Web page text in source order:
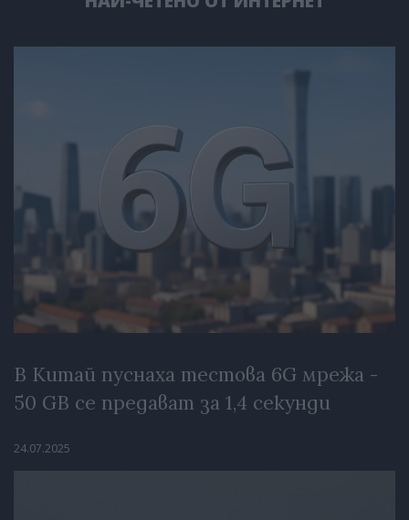
В Китай пуснаха тестова 6G мрежа -
50 GB се предават за 1,4 секунди
24.07.2025